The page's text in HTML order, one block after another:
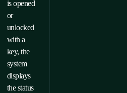
is opened
or
unlocked
with a
key, the
system
displays
the status